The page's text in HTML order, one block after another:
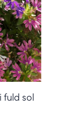
fuld sol